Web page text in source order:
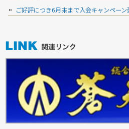
ご好評につき6月末まで入会キャンペーン